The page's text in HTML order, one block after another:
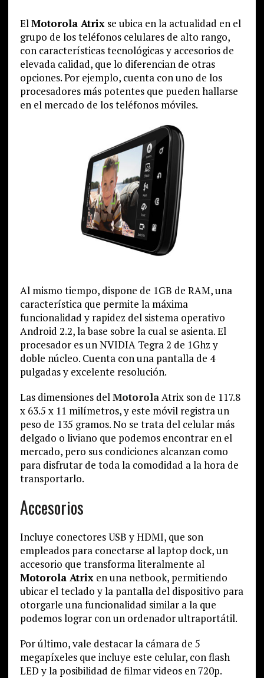
ElMotorola Atrixse ubica en la actualidad en el
grupo de los teléfonos celulares de alto rango,
con características tecnológicas y accesorios de
elevada calidad, que lo diferencian de otras
opciones. Por ejemplo, cuenta con uno de los
procesadores más potentes que pueden hallarse
en el mercado de los teléfonos móviles.
Al mismo tiempo, dispone de 1GB de RAM, una
característica que permite la máxima
funcionalidad y rapidez del sistema operativo
Android 2.2, la base sobre la cual se asienta. El
procesador es un NVIDIA Tegra 2 de 1Ghz y
doble núcleo. Cuenta con una pantalla de 4
pulgadas y excelente resolución.
Las dimensiones delMotorolaAtrix son de 117.8
x 63.5 x 11 milímetros, y este móvil registra un
peso de 135 gramos. No se trata del celular más
delgado o liviano que podemos encontrar en el
mercado, pero sus condiciones alcanzan como
para disfrutar de toda la comodidad a la hora de
transportarlo.
Accesorios
Incluye conectores USB y HDMI, que son
empleados para conectarse al laptop dock, un
accesorio que transforma literalmente al
Motorola Atrixen una netbook, permitiendo
ubicar el teclado y la pantalla del dispositivo para
otorgarle una funcionalidad similar a la que
podemos lograr con un ordenador ultraportátil.
Por último, vale destacar la cámara de 5
megapíxeles que incluye este celular, con flash
LED y la posibilidad de filmar videos en 720p.